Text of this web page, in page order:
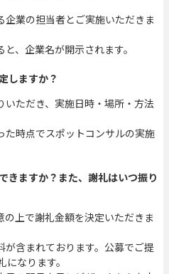
業の担当者とご実施いただきま
、企業名が開示されます。
しますか？
ただき、実施日時・場所・方法
た時点でスポットコンサルの実施
きますか？また、謝礼はいつ振り
上で謝礼金額を決定いただきま
含まれております。公募でご提
なります。